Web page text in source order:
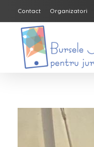
Contact Organizatori